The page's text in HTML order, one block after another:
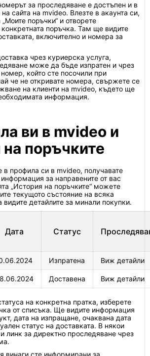
за проследяване е достъпен и в
сайта на mvideo. Влезте в акаунта си,
поръчки“ и отворете
конкретната поръчка. Там ще видите
включително и номера за
чрез куриерска услуга,
може да бъде изпратен и чрез
който сте посочили при
че не откривате номера, свържете се
на клиенти на mvideo, където ще
информация.
ви в mvideo и
поръчките
в профила си в mvideo, получавате
за направените от вас
„История на поръчките“ можете
текущото състояние на всяка
видите детайлите за минали покупки.
Дата Статус
Изпратена Виж детайли
Доставена Виж детайли
на конкретна пратка, изберете
от списъка. Ще видите информация
дата на изпращане, очаквана дата
статус на доставката. В някои
линк за директно проследяване чрез
винаги сте информирани за